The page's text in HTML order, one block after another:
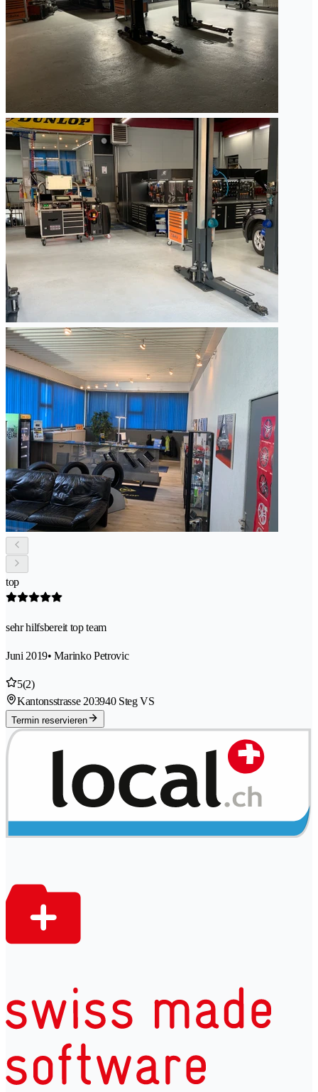
top
sehr hilfsbereit top team
Juni 2019• Marinko Petrovic
5(2)
Kantonsstrasse 203940 Steg VS
Termin reservieren